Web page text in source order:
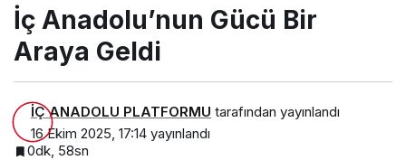
İç Anadolu’nun Gücü Bir
Araya Geldi
İÇ ANADOLU PLATFORMU tarafından yayınlandı
16 Ekim 2025, 17:14 yayınlandı
0dk, 58sn